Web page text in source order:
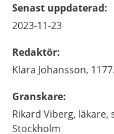
Senast uppdaterad:
2023-11-23
Redaktör:
Klara Johansson,
Granskare:
Rikard Viberg, läkare,
Stockholm